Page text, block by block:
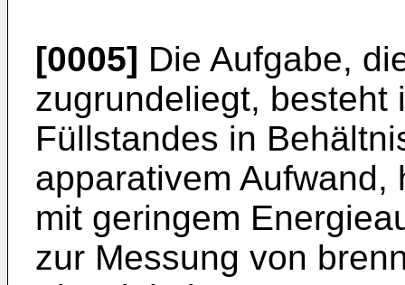
[0005] Die Aufgabe,
zugrundeliegt, besteht
Füllstandes in
apparativem
mit geringem
zur Messung von